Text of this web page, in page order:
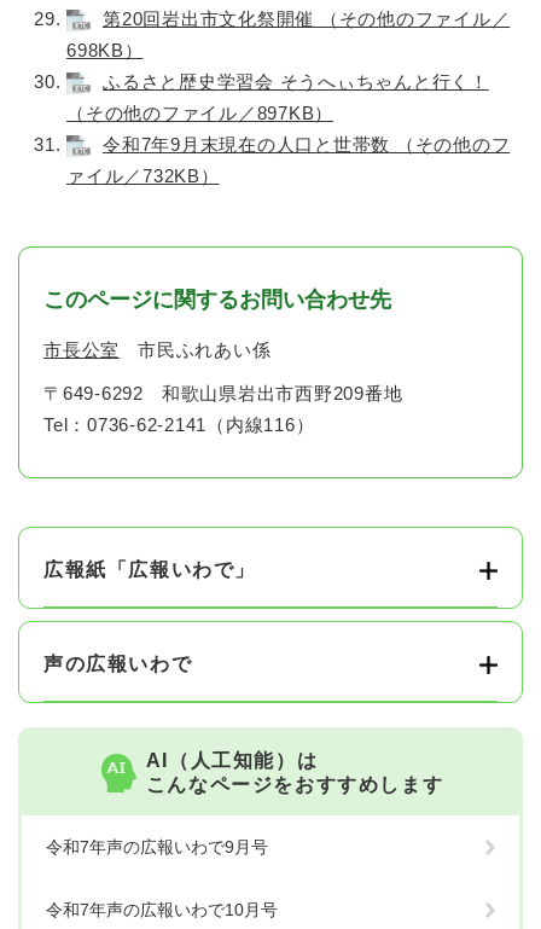
第20回岩出市文化祭開催 （その他のファイル／
698KB）
ふるさと歴史学習会 そうへぃちゃんと行く！
（その他のファイル／897KB）
令和7年9月末現在の人口と世帯数 （その他のフ
ァイル／732KB）
このページに関するお問い合わせ先
市長公室 市民ふれあい係
〒649-6292
和歌山県岩出市西野209番地
Tel：0736-62-2141（内線116）
広報紙「広報いわで」
声の広報いわで
AI（人工知能）は
こんなページをおすすめします
令和7年声の広報いわで9月号
令和7年声の広報いわで10月号